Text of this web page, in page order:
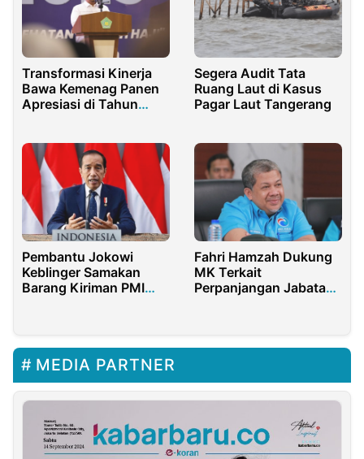
Transformasi Kinerja
Bawa Kemenag Panen
Apresiasi di Tahun
Segera Audit Tata
Ruang Laut di Kasus
Pagar Laut Tangerang
Pembantu Jokowi
Keblinger Samakan
Barang Kiriman PMI
Fahri Hamzah Dukung
MK Terkait
Perpanjangan Jabatan
MEDIA PARTNER